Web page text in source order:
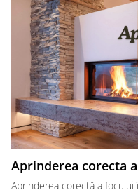
Aprinderea corecta
Aprinderea corectă a